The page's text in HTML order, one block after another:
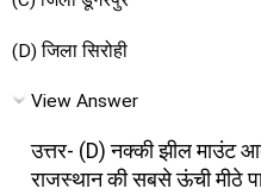
(D) जिला सिरोही
View Answer
उत्तर- (D) नक्की झील माउंट
राजस्थान की सबसे ऊंची मीठे